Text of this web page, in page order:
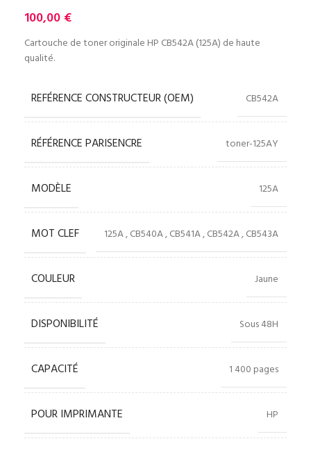
100,00 €
Cartouche de toner originale HP CB542A (125A) de haute
qualité.
REFÉRENCE CONSTRUCTEUR (OEM) CB542A
RÉFÉRENCE PARISENCRE toner-125AY
MODÈLE 125A
MOT CLEF 125A,CB540A,CB541A,CB542A,CB543A
COULEUR Jaune
DISPONIBILITÉ Sous 48H
CAPACITÉ 1 400 pages
POUR IMPRIMANTE HP